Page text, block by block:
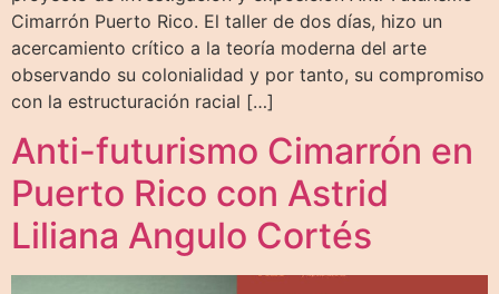
Cimarrón Puerto Rico. El taller de dos días, hizo un
acercamiento crítico a la teoría moderna del arte
observando su colonialidad y por tanto, su compromiso
con la estructuración racial […]
Anti-futurismo Cimarrón en
Puerto Rico con Astrid
Liliana Angulo Cortés